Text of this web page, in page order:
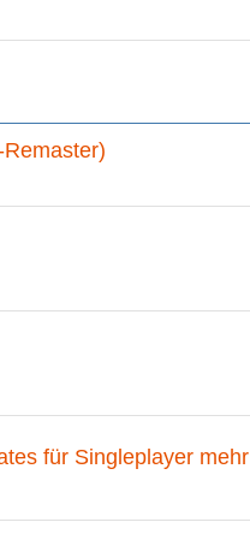
für Singleplayer mehr